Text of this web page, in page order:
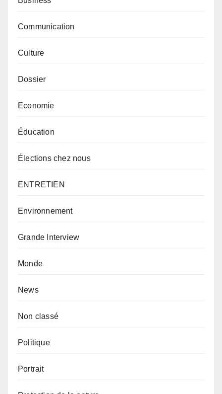
Communication
Culture
Dossier
Economie
Éducation
Élections chez nous
ENTRETIEN
Environnement
Grande Interview
Monde
News
Non classé
Politique
Portrait